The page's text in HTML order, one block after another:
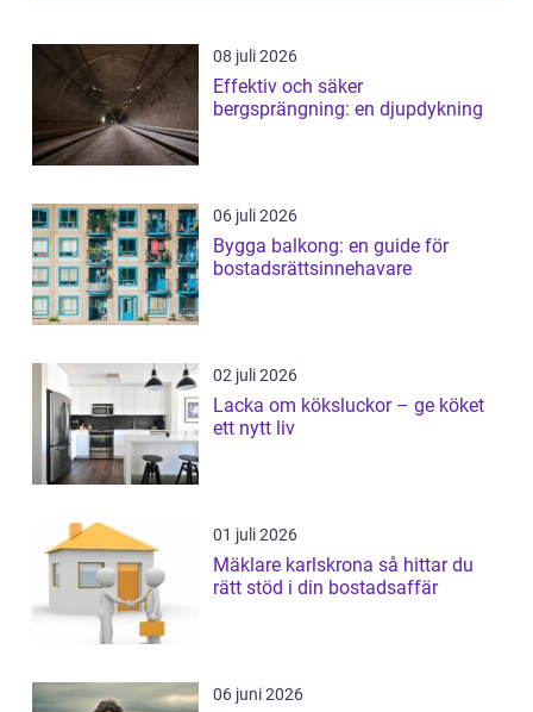
08 juli 2026
Effektiv och säker
bergsprängning: en djupdykning
06 juli 2026
Bygga balkong: en guide för
bostadsrättsinnehavare
02 juli 2026
Lacka om köksluckor – ge köket
ett nytt liv
01 juli 2026
Mäklare karlskrona så hittar du
rätt stöd i din bostadsaffär
06 juni 2026